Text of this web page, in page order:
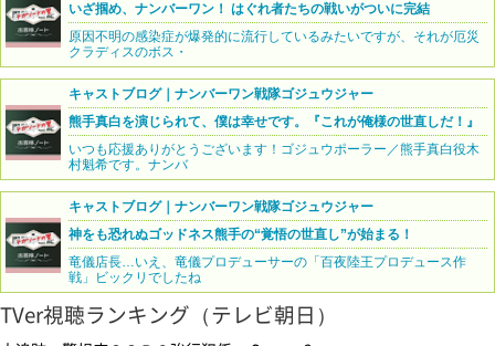
いざ掴め、ナンバーワン！ はぐれ者たちの戦いがついに完結
原因不明の感染症が爆発的に流行しているみたいですが、それが厄災
クラディスのボス・
キャストブログ｜ナンバーワン戦隊ゴジュウジャー
熊手真白を演じられて、僕は幸せです。『これが俺様の世直しだ！』
いつも応援ありがとうございます！ゴジュウポーラー／熊手真白役木
村魁希です。ナンバ
キャストブログ｜ナンバーワン戦隊ゴジュウジャー
神をも恐れぬゴッドネス熊手の“覚悟の世直し”が始まる！
竜儀店長…いえ、竜儀プロデューサーの「百夜陸王プロデュース作
戦」ビックリでしたね
TVer視聴ランキング（テレビ朝日）